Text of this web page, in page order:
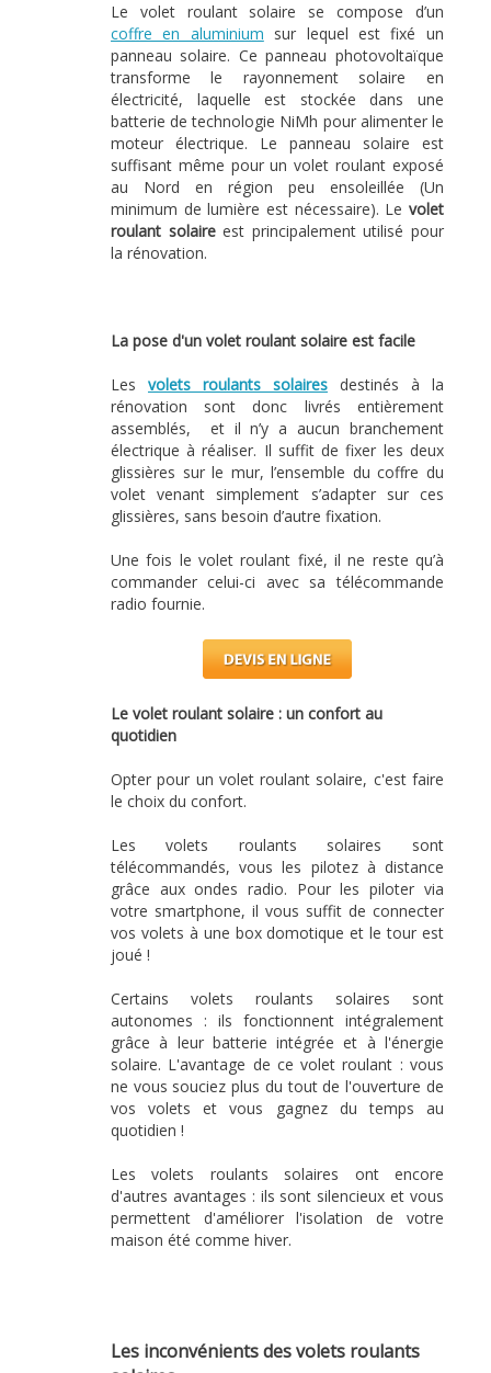
Le volet roulant solaire se compose d’un
coffre en aluminium sur lequel est fixé un
panneau solaire. Ce panneau photovoltaïque
transforme le rayonnement solaire en
électricité, laquelle est stockée dans une
batterie de technologie NiMh pour alimenter le
moteur électrique. Le panneau solaire est
suffisant même pour un volet roulant exposé
au Nord en région peu ensoleillée (Un
minimum de lumière est nécessaire). Le volet
roulant solaireest principalement utilisé pour
la rénovation.
La pose d'un volet roulant solaire est facile
Les volets roulants solairesdestinés à la
rénovation sont donc livrés entièrement
assemblés, et il n’y a aucun branchement
électrique à réaliser. Il suffit de fixer les deux
glissières sur le mur, l’ensemble du coffre du
volet venant simplement s’adapter sur ces
glissières, sans besoin d’autre fixation.
Une fois le volet roulant fixé, il ne reste qu’à
commander celui-ci avec sa télécommande
radio fournie.
Le volet roulant solaire : un confort au
quotidien
Opter pour un volet roulant solaire, c'est faire
le choix du confort.
Les volets roulants solaires sont
télécommandés, vous les pilotez à distance
grâce aux ondes radio. Pour les piloter via
votre smartphone, il vous suffit de connecter
vos volets à une box domotique et le tour est
joué !
Certains volets roulants solaires sont
autonomes : ils fonctionnent intégralement
grâce à leur batterie intégrée et à l'énergie
solaire. L'avantage de ce volet roulant : vous
ne vous souciez plus du tout de l'ouverture de
vos volets et vous gagnez du temps au
quotidien !
Les volets roulants solaires ont encore
d'autres avantages : ils sont silencieux et vous
permettent d'améliorer l'isolation de votre
maison été comme hiver.
Les inconvénients des volets roulants